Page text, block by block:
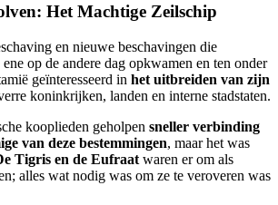
Het Machtige Zeilschip
en nieuwe beschavingen die
op de andere dag opkwamen en ten onder
geïnteresseerd in het uitbreiden van zijn
koninkrijken, landen en interne stadstaten.
kooplieden geholpen sneller verbinding
van deze bestemmingen, maar het was
Tigris en de Eufraat waren er om als
alles wat nodig was om ze te veroveren was